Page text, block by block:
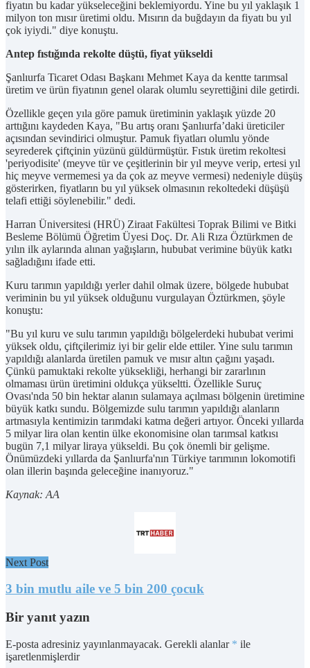
fiyatın bu kadar yükseleceğini beklemiyordu. Yine bu yıl yaklaşık 1
milyon ton mısır üretimi oldu. Mısırın da buğdayın da fiyatı bu yıl
çok iyiydi." diye konuştu.
Antep fıstığında rekolte düştü, fiyat yükseldi
Şanlıurfa Ticaret Odası Başkanı Mehmet Kaya da kentte tarımsal
üretim ve ürün fiyatının genel olarak olumlu seyrettiğini dile getirdi.
Özellikle geçen yıla göre pamuk üretiminin yaklaşık yüzde 20
arttığını kaydeden Kaya, "Bu artış oranı Şanlıurfa’daki üreticiler
açısından sevindirici olmuştur. Pamuk fiyatları olumlu yönde
seyrederek çiftçinin yüzünü güldürmüştür. Fıstık üretim rekoltesi
'periyodisite' (meyve tür ve çeşitlerinin bir yıl meyve verip, ertesi yıl
hiç meyve vermemesi ya da çok az meyve vermesi) nedeniyle düşüş
gösterirken, fiyatların bu yıl yüksek olmasının rekoltedeki düşüşü
telafi ettiği söylenebilir." dedi.
Harran Üniversitesi (HRÜ) Ziraat Fakültesi Toprak Bilimi ve Bitki
Besleme Bölümü Öğretim Üyesi Doç. Dr. Ali Rıza Öztürkmen de
yılın ilk aylarında alınan yağışların, hububat verimine büyük katkı
sağladığını ifade etti.
Kuru tarımın yapıldığı yerler dahil olmak üzere, bölgede hububat
veriminin bu yıl yüksek olduğunu vurgulayan Öztürkmen, şöyle
konuştu:
"Bu yıl kuru ve sulu tarımın yapıldığı bölgelerdeki hububat verimi
yüksek oldu, çiftçilerimiz iyi bir gelir elde ettiler. Yine sulu tarımın
yapıldığı alanlarda üretilen pamuk ve mısır altın çağını yaşadı.
Çünkü pamuktaki rekolte yüksekliği, herhangi bir zararlının
olmaması ürün üretimini oldukça yükseltti. Özellikle Suruç
Ovası'nda 50 bin hektar alanın sulamaya açılması bölgenin üretimine
büyük katkı sundu. Bölgemizde sulu tarımın yapıldığı alanların
artmasıyla kentimizin tarımdaki katma değeri artıyor. Önceki yıllarda
5 milyar lira olan kentin ülke ekonomisine olan tarımsal katkısı
bugün 7,1 milyar liraya yükseldi. Bu çok önemli bir gelişme.
Önümüzdeki yıllarda da Şanlıurfa'nın Türkiye tarımının lokomotifi
olan illerin başında geleceğine inanıyoruz."
Kaynak: AA
Next Post
3 bin mutlu aile ve 5 bin 200 çocuk
Bir yanıt yazın
E-posta adresiniz yayınlanmayacak. Gerekli alanlar * ile
işaretlenmişlerdir